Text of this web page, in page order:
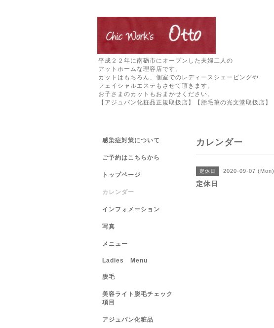
平成２２年に南砺市にオープンした夫婦二人の
アットホームな理容店です。
カットはもちろん、個室でのレディースシェービングや
フェイシャルエステもさせて頂きます。
お子さまのカットもおまかせください。
【アジュバン化粧品正規取扱店】【胎毛筆の光文堂取扱店】
カレンダー
定休日 2020-09-07 (Mon)
定休日
感染症対策について
ご予約はこちらから
トップページ
カレンダー
インフォメーション
写真
メニュー
Ladies Menu
脱毛
美容ライト脱毛チェック
項目
アジュバン化粧品